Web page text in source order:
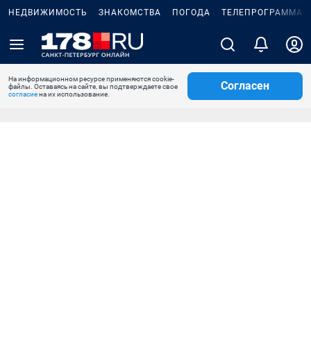
НЕДВИЖИМОСТЬ ЗНАКОМСТВА ПОГОДА ТЕЛЕПРОГРАММА
На информационном ресурсе применяются cookie-
файлы. Оставаясь на сайте, вы подтверждаете свое
согласиена их использование.
Согласен